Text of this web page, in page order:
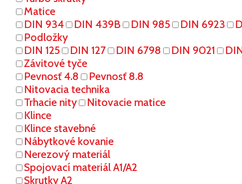
Matice
DIN 934
DIN 439B DIN 985 DIN 6923
Podložky
DIN 125
DIN 127 DIN 6798 DIN 9021
Závitové tyče
Pevnosť 4.8
Pevnosť 8.8
Nitovacia technika
Trhacie nity
Nitovacie matice
Klince
Klince stavebné
Nábytkové kovanie
Nerezový materiál
Spojovací materiál A1/A2
Skrutky A2